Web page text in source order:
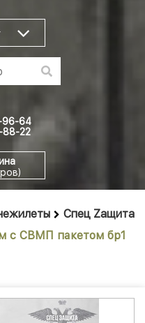
96-64
88-22
Спец Zащита
с СВМП пакетом бр1